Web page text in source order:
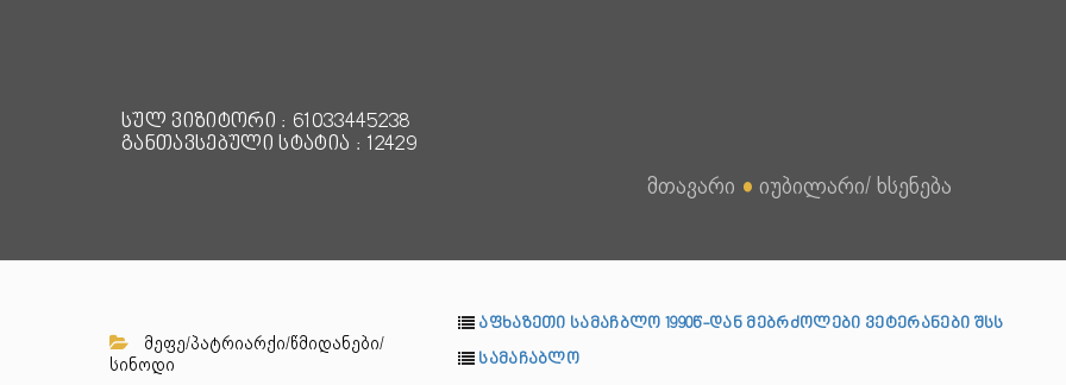
სულ ვიზიტორი : 61033445238
განთავსებული სტატია : 12429
მთავარი ● იუბილარი/ ხსენება
მეფე/პატრიარქი/წმიდანები/
სინოდი
აფხაზეთი სამაჩბლო 1990წ-დან მებრძოლები ვეტერანები შსს
სამაჩაბლო